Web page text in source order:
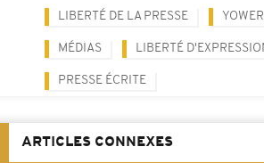
LIBERTÉ DE LA PRESSE
MÉDIAS LIBERTÉ
PRESSE ÉCRITE
ARTICLES CONNEXES